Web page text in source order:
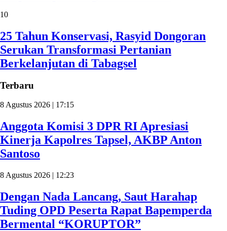
10
25 Tahun Konservasi, Rasyid Dongoran
Serukan Transformasi Pertanian
Berkelanjutan di Tabagsel
Terbaru
8 Agustus 2026 | 17:15
Anggota Komisi 3 DPR RI Apresiasi
Kinerja Kapolres Tapsel, AKBP Anton
Santoso
8 Agustus 2026 | 12:23
Dengan Nada Lancang, Saut Harahap
Tuding OPD Peserta Rapat Bapemperda
Bermental “KORUPTOR”